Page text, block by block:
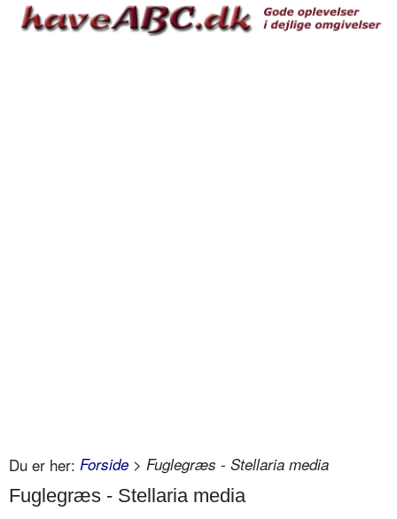
Du er her: Forside > Fuglegræs - Stellaria media
Fuglegræs - Stellaria media